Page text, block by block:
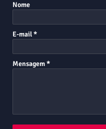
Nome
E-mail*
Mensagem*